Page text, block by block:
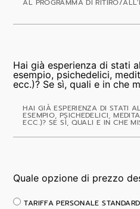
Hai già esperienza di stati
esempio, psichedelici,
ecc.)? Se sì, quali e in che
Quale opzione di prezzo
TARIFFA PERSONALE STANDARD